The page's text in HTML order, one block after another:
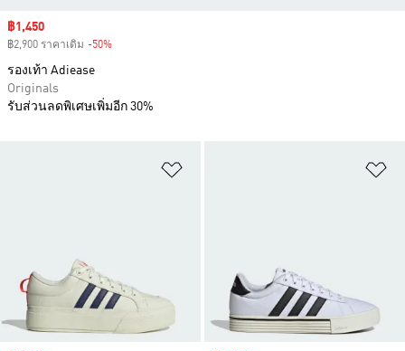
Sale price
฿1,450
฿2,900 ราคาเดิม -50%
รองเท้า Adiease
Originals
รับส่วนลดพิเศษเพิ่มอีก 30%